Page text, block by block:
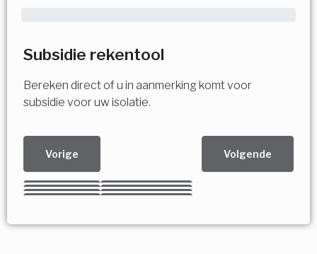
Subsidie rekentool
Bereken direct of u in aanmerking komt voor
subsidie voor uw isolatie.
Vorige Volgende
Kies uw Isolatiemaatregel
Meerdere keuzes mogelijk
Vorige Volgende